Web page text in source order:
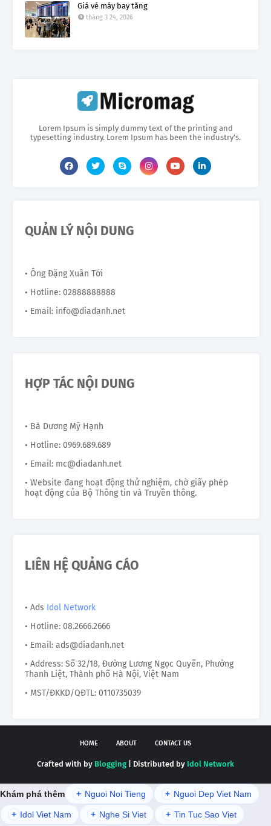
Giá vé máy bay tăng
tháng 3 24, 2026
Lorem Ipsum is simply dummy text of the printing and
typesetting industry. Lorem Ipsum has been the industry's.
QUẢN LÝ NỘI DUNG
• Ông Đặng Xuân Tới
• Hotline: 02888888888
• Email: info@diadanh.net
HỢP TÁC NỘI DUNG
• Bà Dương Mỹ Hạnh
• Hotline: 0969.689.689
• Email: mc@diadanh.net
• Website đang hoạt động thử nghiệm, chờ giấy phép
hoạt động của Bộ Thông tin và Truyền thông.
LIÊN HỆ QUẢNG CÁO
• Ads Idol Network
• Hotline: 08.2666.2666
• Email: ads@diadanh.net
• Address: Số 32/18, Đường Lương Ngọc Quyến, Phường
Thanh Liệt, Thành phố Hà Nội, Việt Nam
• MST/ĐKKD/QĐTL: 0110735039
HOME ABOUT CONTACT US
Crafted with by Blogging | Distributed by Idol Network
Khám phá thêm + Nguoi Noi Tieng + Nguoi Dep Viet Nam
+ Idol Viet Nam + Nghe Si Viet + Tin Tuc Sao Viet